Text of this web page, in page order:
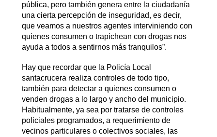
pública, pero también genera entre la ciudadanía
una cierta percepción de inseguridad, es decir,
que veamos a nuestros agentes interviniendo con
quienes consumen o trapichean con drogas nos
ayuda a todos a sentirnos más tranquilos”.
Hay que recordar que la Policía Local
santacrucera realiza controles de todo tipo,
también para detectar a quienes consumen o
venden drogas a lo largo y ancho del municipio.
Habitualmente, ya sea por tratarse de controles
policiales programados, a requerimiento de
vecinos particulares o colectivos sociales, las